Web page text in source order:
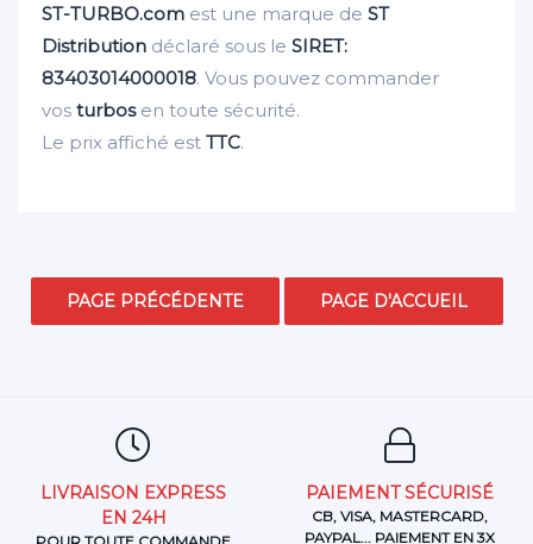
ST-TURBO.com est une marque de ST
Distribution déclaré sous le SIRET:
83403014000018. Vous pouvez commander
vos turbosen toute sécurité.
Le prix affiché est TTC.
LIVRAISON EXPRESS
EN 24H
PAIEMENT SÉCURISÉ
CB, VISA, MASTERCARD,
PAYPAL... PAIEMENT EN 3X